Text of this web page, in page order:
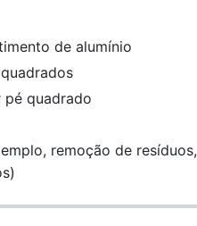
de alumínio
quadrado
remoção de resíduos,